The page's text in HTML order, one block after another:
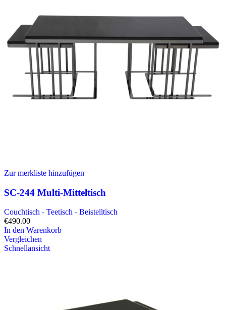
Zur merkliste hinzufügen
SC-244 Multi-Mitteltisch
Couchtisch - Teetisch - Beistelltisch
€490.00
In den Warenkorb
Vergleichen
Schnellansicht